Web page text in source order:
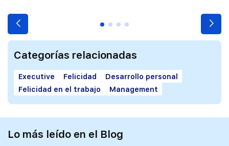
Categorías relacionadas
Executive Felicidad
Desarrollo personal
Felicidad en el trabajo
Management
Lo más leído en el Blog